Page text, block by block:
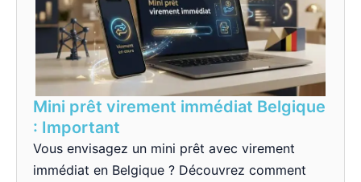
Mini prêt virement immédiat Belgique
: Important
Vous envisagez un mini prêt avec virement
immédiat en Belgique ? Découvrez comment